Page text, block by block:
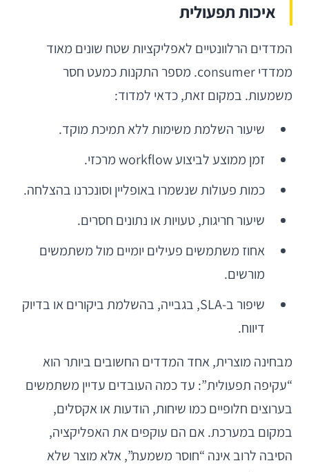
איכות תפעולית
המדדים הרלוונטיים לאפליקציות שטח שונים מאוד
ממדדי consumer. מספר התקנות כמעט חסר
משמעות. במקום זאת, כדאי למדוד:
שיעור השלמת משימות ללא תמיכת מוקד.
זמן ממוצע לביצוע workflow מרכזי.
כמות פעולות שנשמרו באופליין וסונכרנו בהצלחה.
שיעור חריגות, טעויות או נתונים חסרים.
אחוז משתמשים פעילים יומיים מול משתמשים
מורשים.
שיפור ב-SLA, בגבייה, בהשלמת ביקורים או בדיוק
דיווח.
מבחינה מוצרית, אחד המדדים החשובים ביותר הוא
“עקיפה תפעולית”: עד כמה העובדים עדיין משתמשים
בערוצים חלופיים כמו שיחות, הודעות או אקסלים,
במקום במערכת. אם הם עוקפים את האפליקציה,
הסיבה לרוב אינה “חוסר משמעת”, אלא מוצר שלא